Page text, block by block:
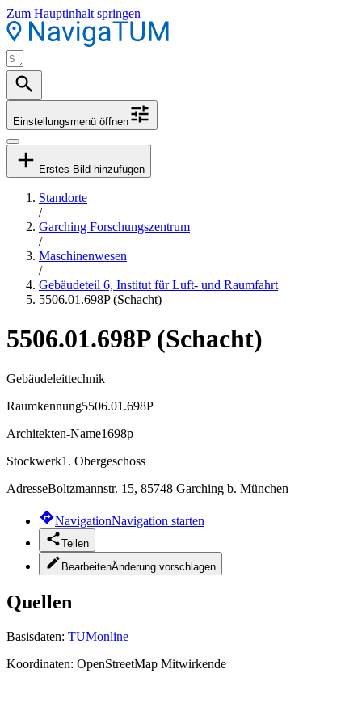
Zum Hauptinhalt springen
Einstellungsmenü öffnen
Erstes Bild hinzufügen
Standorte
/
Garching Forschungszentrum
/
Maschinenwesen
/
Gebäudeteil 6, Institut für Luft- und Raumfahrt
5506.01.698P (Schacht)
5506.01.698P (Schacht)
Gebäudeleittechnik
Raumkennung5506.01.698P
Architekten-Name1698p
Stockwerk1. Obergeschoss
AdresseBoltzmannstr. 15, 85748 Garching b. München
NavigationNavigation starten
Teilen
BearbeitenÄnderung vorschlagen
Quellen
Basisdaten: TUMonline
Koordinaten: OpenStreetMap Mitwirkende